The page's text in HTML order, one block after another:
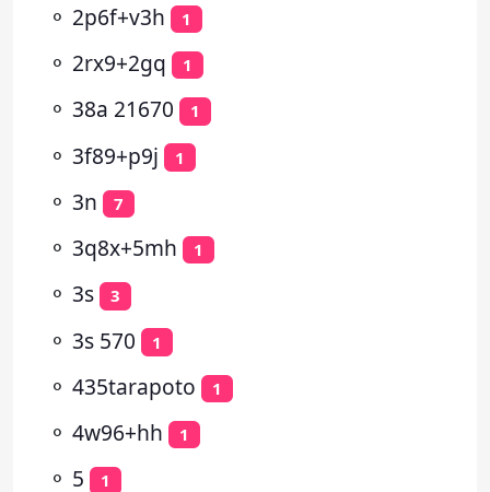
⚬ 2p6f+v3h 1
⚬ 2rx9+2gq 1
⚬ 38a 21670 1
⚬ 3f89+p9j 1
⚬ 3n 7
⚬ 3q8x+5mh 1
⚬ 3s 3
⚬ 3s 570 1
⚬ 435tarapoto 1
⚬ 4w96+hh 1
⚬ 5 1